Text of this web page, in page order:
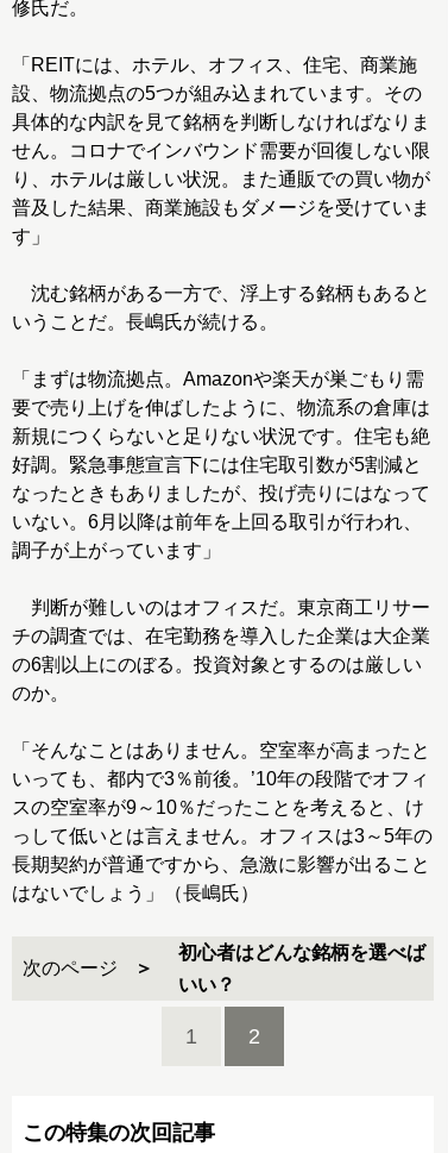
修氏だ。
「REITには、ホテル、オフィス、住宅、商業施
設、物流拠点の5つが組み込まれています。その
具体的な内訳を見て銘柄を判断しなければなりま
せん。コロナでインバウンド需要が回復しない限
り、ホテルは厳しい状況。また通販での買い物が
普及した結果、商業施設もダメージを受けていま
す」
沈む銘柄がある一方で、浮上する銘柄もあると
いうことだ。長嶋氏が続ける。
「まずは物流拠点。Amazonや楽天が巣ごもり需
要で売り上げを伸ばしたように、物流系の倉庫は
新規につくらないと足りない状況です。住宅も絶
好調。緊急事態宣言下には住宅取引数が5割減と
なったときもありましたが、投げ売りにはなって
いない。6月以降は前年を上回る取引が行われ、
調子が上がっています」
判断が難しいのはオフィスだ。東京商工リサー
チの調査では、在宅勤務を導入した企業は大企業
の6割以上にのぼる。投資対象とするのは厳しい
のか。
「そんなことはありません。空室率が高まったと
いっても、都内で3％前後。’10年の段階でオフィ
スの空室率が9～10％だったことを考えると、け
っして低いとは言えません。オフィスは3～5年の
長期契約が普通ですから、急激に影響が出ること
はないでしょう」（長嶋氏）
次のページ
初心者はどんな銘柄を選べば
いい？
1 2
この特集の次回記事